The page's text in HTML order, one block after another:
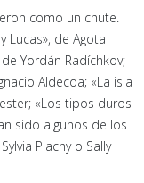
como un chute.
Lucas», de Agota
Yordán Radíchkov;
Aldecoa; «La isla
«Los tipos duros
sido algunos de los
Plachy o Sally